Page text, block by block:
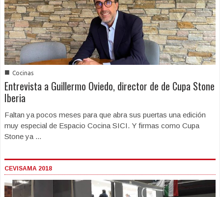
■ Cocinas
Entrevista a Guillermo Oviedo, director de de Cupa Stone
Iberia
Faltan ya pocos meses para que abra sus puertas una edición
muy especial de Espacio Cocina SICI. Y firmas como Cupa
Stone ya ...
CEVISAMA 2018